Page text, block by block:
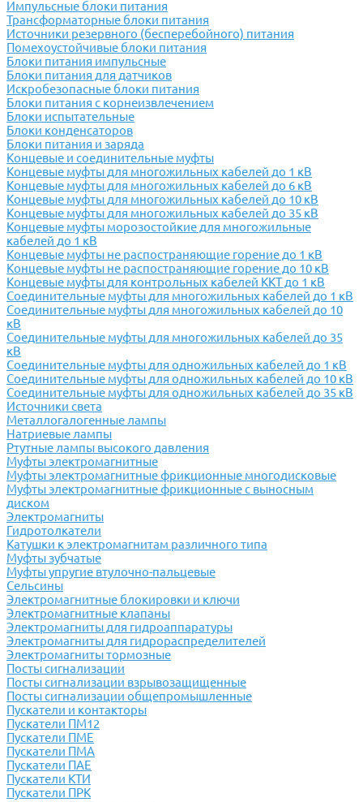
Импульсные блоки питания
Трансформаторные блоки питания
Источники резервного (бесперебойного) питания
Помехоустойчивые блоки питания
Блоки питания импульсные
Блоки питания для датчиков
Искробезопасные блоки питания
Блоки питания с корнеизвлечением
Блоки испытательные
Блоки конденсаторов
Блоки питания и заряда
Концевые и соединительные муфты
Концевые муфты для многожильных кабелей до 1 кВ
Концевые муфты для многожильных кабелей до 6 кВ
Концевые муфты для многожильных кабелей до 10 кВ
Концевые муфты для многожильных кабелей до 35 кВ
Концевые муфты морозостойкие для многожильные
кабелей до 1 кВ
Концевые муфты не распостраняющие горение до 1 кВ
Концевые муфты не распостраняющие горение до 10 кВ
Концевые муфты для контрольных кабелей ККТ до 1 кВ
Соединительные муфты для многожильных кабелей до 1 кВ
Соединительные муфты для многожильных кабелей до 10
кВ
Соединительные муфты для многожильных кабелей до 35
кВ
Соединительные муфты для одножильных кабелей до 1 кВ
Соединительные муфты для одножильных кабелей до 10 кВ
Соединительные муфты для одножильных кабелей до 35 кВ
Источники света
Металлогалогенные лампы
Натриевые лампы
Ртутные лампы высокого давления
Муфты электромагнитные
Муфты электромагнитные фрикционные многодисковые
Муфты электромагнитные фрикционные с выносным
диском
Электромагниты
Гидротолкатели
Катушки к электромагнитам различного типа
Муфты зубчатые
Муфты упругие втулочно-пальцевые
Сельсины
Электромагнитные блокировки и ключи
Электромагнитные клапаны
Электромагниты для гидроаппаратуры
Электромагниты для гидрораспределителей
Электромагниты тормозные
Посты сигнализации
Посты сигнализации взрывозащищенные
Посты сигнализации общепромышленные
Пускатели и контакторы
Пускатели ПМ12
Пускатели ПМЕ
Пускатели ПМА
Пускатели ПАЕ
Пускатели КТИ
Пускатели ПРК